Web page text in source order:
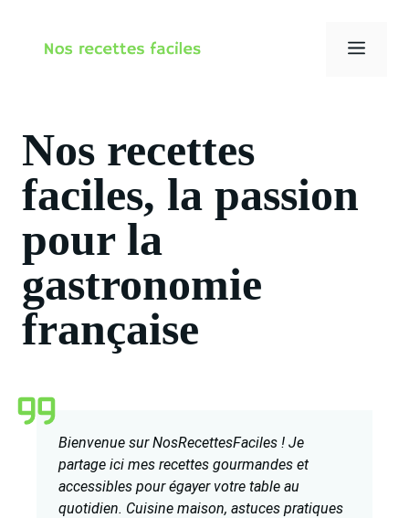
contenu
Menu
Nos recettes
faciles, la passion
pour la
gastronomie
française
Bienvenue sur NosRecettesFaciles ! Je
partage ici mes recettes gourmandes et
accessibles pour égayer votre table au
quotidien. Cuisine maison, astuces pratiques